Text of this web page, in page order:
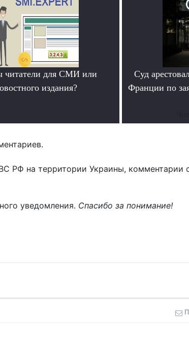
для СМИ или
издания?
Суд
Франции по
РФ на территории Украины, комментарии
уведомления. Спасибо за понимание!